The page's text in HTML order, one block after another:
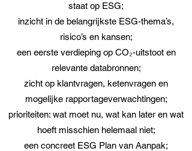
staat op ESG;
inzicht in de belangrijkste ESG-thema’s,
risico’s en kansen;
een eerste verdieping op CO₂-uitstoot en
relevante databronnen;
zicht op klantvragen, ketenvragen en
mogelijke rapportageverwachtingen;
prioriteiten: wat moet nu, wat kan later en wat
hoeft misschien helemaal niet;
een concreet ESG Plan van Aanpak;